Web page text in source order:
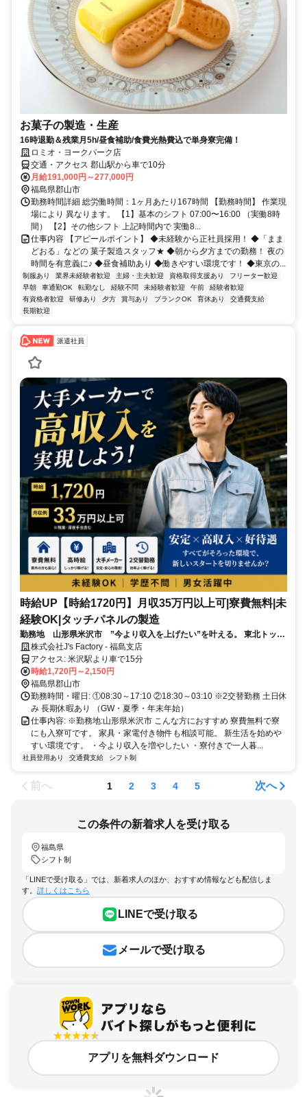
お菓子の製造・生産
16時退勤＆残業月5h/昼食補助/食費光熱費込で単身寮完備！
ロミオ・ヨークパーク店
交通・アクセス 郡山駅から車で10分
月給191,000円～277,000円
福島県郡山市
勤務時間詳細 総労働時間：1ヶ月あたり167時間 【勤務時間】 作業現
場により 異なります。 【1】基本のシフト 07:00〜16:00 （実働8時
間） 【2】その他シフト 上記時間内で 実働8...
仕事内容 【アピールポイント】 ◆未経験から正社員採用！ ◆「まま
どおる」などの 菓子製造スタッフ★ ◆朝から夕方までの勤務！ 夜の
時間を有意義に♪ ◆昼食補助あり ◆働きやすい環境です！ ◆東京の...
制服あり 業界未経験者歓迎 主婦・主夫歓迎 資格取得支援あり
フリーター歓迎
早朝
車通勤OK 転勤なし 経験不問 未経験者歓迎 午前
経験者歓迎
有資格者歓迎
研修あり 夕方 賞与あり ブランクOK 育休あり
交通費支給
長期歓迎
派遣社員
時給UP【時給1720円】月収35万円以上可|寮費無料|未
経験OK|タッチパネルの製造
勤務地 山形県米沢市 ”今より収入を上げたい”を叶える。 東北トップ
クラス高時給×寮費無料で新生活スタート
株式会社J's Factory - 福島支店
アクセス: 米沢駅より車で15分
時給1,720円～2,150円
福島県郡山市
勤務時間・曜日: ①08:30～17:10 ②18:30～03:10 ※2交替勤務 土日休
み 長期休暇あり （GW・夏季・年末年始）
仕事内容: ※勤務地:山形県米沢市 こんな方におすすめ 寮費無料で寮
にも入寮可です。 家具・家電付き物件も相談可能。 新生活を始めや
すい環境です。 ・今より収入を増やしたい ・寮付きで一人暮...
社員登用あり 交通費支給 シフト制
前へ 1 2 3 4 5 次へ
この条件の新着求人を受け取る
福島県
シフト制
「LINEで受け取る」では、新着求人のほか、おすすめ情報なども配信しま
す。 詳しくはこちら
LINEで受け取る
メールで受け取る
アプリを無料ダウンロード